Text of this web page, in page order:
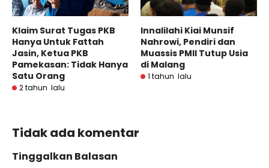
Klaim Surat Tugas PKB
Hanya Untuk Fattah
Jasin, Ketua PKB
Pamekasan: Tidak Hanya
Satu Orang
2 tahun lalu
Innalilahi Kiai Munsif
Nahrowi, Pendiri dan
Muassis PMII Tutup Usia
di Malang
1 tahun lalu
Tidak ada komentar
Tinggalkan Balasan